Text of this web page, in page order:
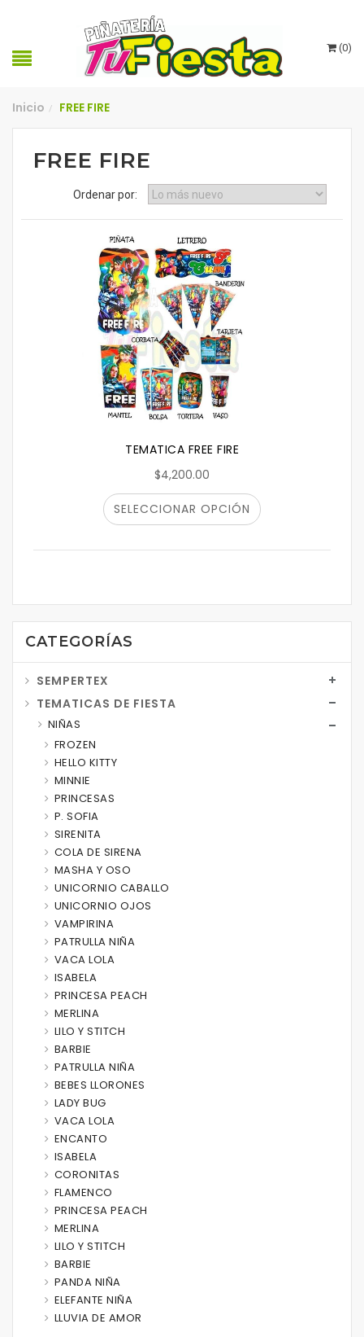
(0)
Inicio / FREE FIRE
FREE FIRE
Ordenar por:
TEMATICA FREE FIRE
$4,200.00
SELECCIONAR OPCIÓN
CATEGORÍAS
SEMPERTEX
TEMATICAS DE FIESTA
NIÑAS
FROZEN
HELLO KITTY
MINNIE
PRINCESAS
P. SOFIA
SIRENITA
COLA DE SIRENA
MASHA Y OSO
UNICORNIO CABALLO
UNICORNIO OJOS
VAMPIRINA
PATRULLA NIÑA
VACA LOLA
ISABELA
PRINCESA PEACH
MERLINA
LILO Y STITCH
BARBIE
PATRULLA NIÑA
BEBES LLORONES
LADY BUG
VACA LOLA
ENCANTO
ISABELA
CORONITAS
FLAMENCO
PRINCESA PEACH
MERLINA
LILO Y STITCH
BARBIE
PANDA NIÑA
ELEFANTE NIÑA
LLUVIA DE AMOR